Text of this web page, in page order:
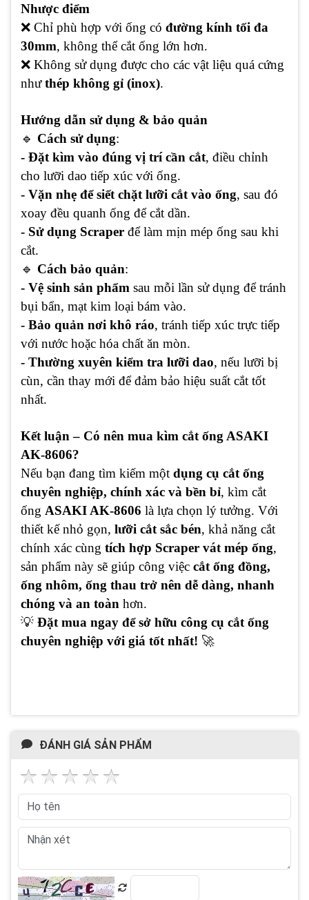
Nhược điểm
❌ Chỉ phù hợp với ống có đường kính tối đa
30mm, không thể cắt ống lớn hơn.
❌ Không sử dụng được cho các vật liệu quá cứng
nhưthép không gỉ (inox).
Hướng dẫn sử dụng & bảo quản
🔹 Cách sử dụng:
- Đặt kìm vào đúng vị trí cần cắt, điều chỉnh
cho lưỡi dao tiếp xúc với ống.
- Vặn nhẹ để siết chặt lưỡi cắt vào ống, sau đó
xoay đều quanh ống để cắt dần.
- Sử dụng Scraper để làm mịn mép ống sau khi
cắt.
🔹 Cách bảo quản:
- Vệ sinh sản phẩm sau mỗi lần sử dụng để tránh
bụi bẩn, mạt kim loại bám vào.
- Bảo quản nơi khô ráo, tránh tiếp xúc trực tiếp
với nước hoặc hóa chất ăn mòn.
- Thường xuyên kiểm tra lưỡi dao, nếu lưỡi bị
cùn, cần thay mới để đảm bảo hiệu suất cắt tốt
nhất.
Kết luận – Có nên mua kìm cắt ống ASAKI
AK-8606?
Nếu bạn đang tìm kiếm một dụng cụ cắt ống
chuyên nghiệp, chính xác và bền bỉ, kìm cắt
ống ASAKI AK-8606 là lựa chọn lý tưởng. Với
thiết kế nhỏ gọn, lưỡi cắt sắc bén, khả năng cắt
chính xác cùng tích hợp Scraper vát mép ống,
sản phẩm này sẽ giúp công việc cắt ống đồng,
ống nhôm, ống thau trở nên dễ dàng, nhanh
chóng và an toàn hơn.
💡 Đặt mua ngay để sở hữu công cụ cắt ống
chuyên nghiệp với giá tốt nhất! 🚀
ĐÁNH GIÁ SẢN PHẨM